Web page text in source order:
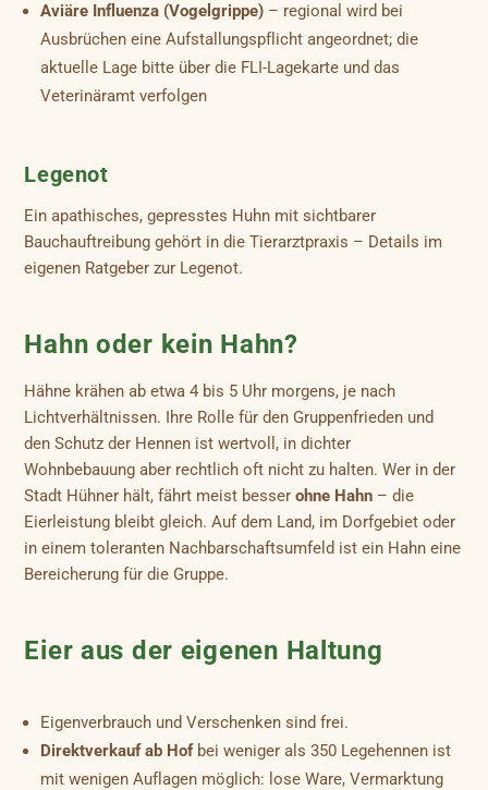
Aviäre Influenza (Vogelgrippe) – regional wird bei
Ausbrüchen eine Aufstallungspflicht angeordnet; die
aktuelle Lage bitte über die FLI-Lagekarte und das
Veterinäramt verfolgen
Legenot
Ein apathisches, gepresstes Huhn mit sichtbarer
Bauchauftreibung gehört in die Tierarztpraxis – Details im
eigenen Ratgeber zur Legenot.
Hahn oder kein Hahn?
Hähne krähen ab etwa 4 bis 5 Uhr morgens, je nach
Lichtverhältnissen. Ihre Rolle für den Gruppenfrieden und
den Schutz der Hennen ist wertvoll, in dichter
Wohnbebauung aber rechtlich oft nicht zu halten. Wer in der
Stadt Hühner hält, fährt meist besserohne Hahn – die
Eierleistung bleibt gleich. Auf dem Land, im Dorfgebiet oder
in einem toleranten Nachbarschaftsumfeld ist ein Hahn eine
Bereicherung für die Gruppe.
Eier aus der eigenen Haltung
Eigenverbrauch und Verschenken sind frei.
Direktverkauf ab Hofbei weniger als 350 Legehennen ist
mit wenigen Auflagen möglich: lose Ware, Vermarktung